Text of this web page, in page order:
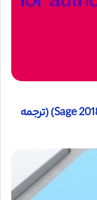
دانلود ترجمه مقاله اعضای هیات مدیره با سبک (Sage 2018) (ترجمه